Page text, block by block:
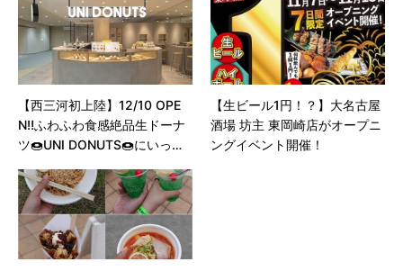
【西三河初上陸】12/10 OPE
N‼️ふわふわ食感絶品生ドーナ
ツ🍩UNI DONUTS🍩にいって
【生ビール1円！？】大名古屋
酒場 坊主 東岡崎店がオープニ
ングイベント開催！